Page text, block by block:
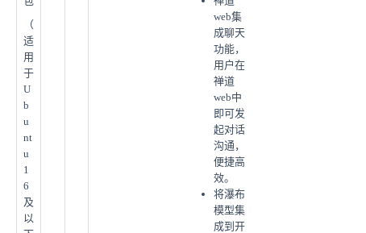
web集
成聊天
功能，
用户在
禅道
web中
即可发
起对话
沟通，
便捷高
效。
将瀑布
模型集
成到开
（
适
用
于
U
b
u
nt
u
1
6
及
以